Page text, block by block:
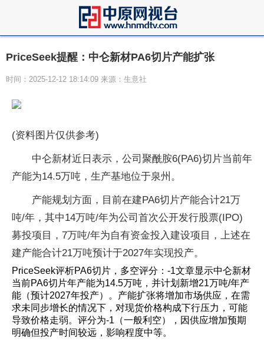
PriceSeek提醒：中仑新材PA6切片产能扩张
时间：2025-12-12 18:14:09 来源：生意社
(资料图片仅供参考)
中仑新材近日表示，公司聚酰胺6(PA6)切片当前年
产能为14.5万吨，生产基地位于泉州。
产能规划方面，目前在建PA6切片产能合计21万
吨/年，其中14万吨/年为公司首次公开发行股票(IPO)
募投项目，7万吨/年为自有资金投入建设项目，上述在
建产能合计21万吨预计于2027年实现投产。
PriceSeek评析PA6切片，多空评分：-1文章显示中仑新材
当前PA6切片年产能为14.5万吨，并计划新增21万吨/年产
能（预计2027年投产）。产能扩张将增加市场供应，在需
求未同步增长的情况下，对现货价格构成下行压力，可能
导致价格走弱。评分为-1（一般利空），因供应增加预期
明确但投产时间较远，影响程度中等。